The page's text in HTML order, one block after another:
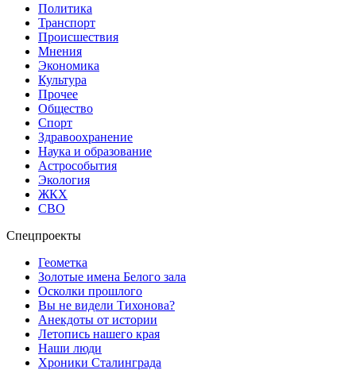
Политика
Транспорт
Происшествия
Мнения
Экономика
Культура
Прочее
Общество
Спорт
Здравоохранение
Наука и образование
Астрособытия
Экология
ЖКХ
СВО
Спецпроекты
Геометка
Золотые имена Белого зала
Осколки прошлого
Вы не видели Тихонова?
Анекдоты от истории
Летопись нашего края
Наши люди
Хроники Сталинграда